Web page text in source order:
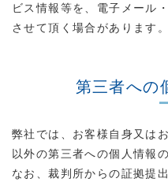
ビス情報等を、電子メール
させて頂く場合があります。
第三者への
弊社では、お客様自身又は
以外の第三者への個人情報
なお、裁判所からの証拠提